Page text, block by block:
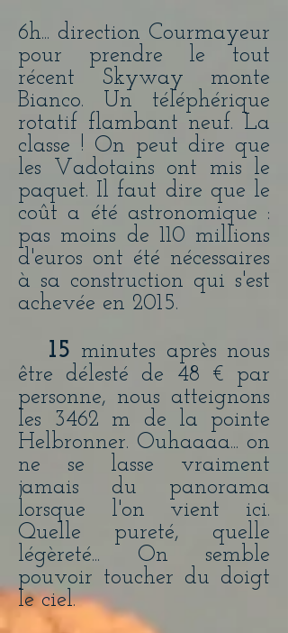
6h... direction Courmayeur
pour prendre le tout
récent Skyway monte
Bianco. Un téléphérique
rotatif flambant neuf. La
classe ! On peut dire que
les Vadotains ont mis le
paquet. Il faut dire que le
coût a été astronomique :
pas moins de 110 millions
d'euros ont été nécessaires
à sa construction qui s'est
achevée en 2015.
15 minutes après nous
être délesté de 48 € par
personne, nous atteignons
les 3462 m de la pointe
Helbronner. Ouhaaaa... on
ne se lasse vraiment
jamais du panorama
lorsque l'on vient ici.
Quelle pureté, quelle
légèreté... On semble
pouvoir toucher du doigt
le ciel.